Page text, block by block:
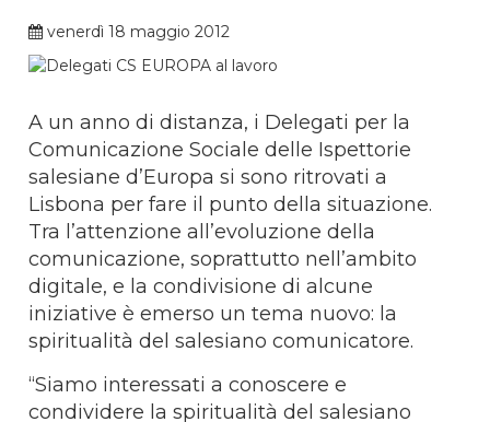
venerdì 18 maggio 2012
A un anno di distanza, i Delegati per la
Comunicazione Sociale delle Ispettorie
salesiane d’Europa si sono ritrovati a
Lisbona per fare il punto della situazione.
Tra l’attenzione all’evoluzione della
comunicazione, soprattutto nell’ambito
digitale, e la condivisione di alcune
iniziative è emerso un tema nuovo: la
spiritualità del salesiano comunicatore.
“Siamo interessati a conoscere e
condividere la spiritualità del salesiano